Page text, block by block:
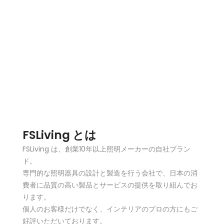
FSLiving とは
FSLiving は、創業10年以上照明メーカーの自社ブラン
ド。
専門的な照明器具の設計と製造を行う会社で、日本の消
費者に品質の高い製品とサービスの提供を取り組んでお
ります。
個人のお客様だけでなく、インテリアのプロの方にもご
好評いただいております。